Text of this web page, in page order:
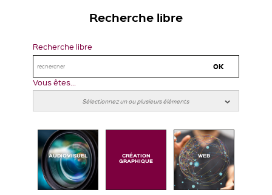
Recherche libre
Recherche libre
Vous êtes...
AUDIOVISUEL CRÉATION
GRAPHIQUE
WEB